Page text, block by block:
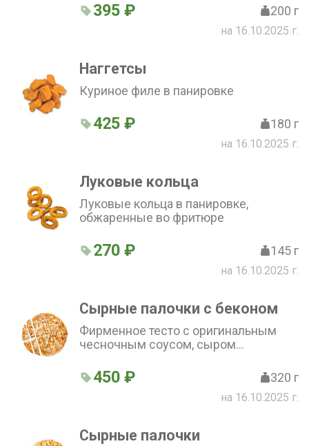
395 ₽ 200 г
на 16.10.2025 г.
Наггетсы
Куриное филе в панировке
425 ₽ 180 г
на 16.10.2025 г.
Луковые кольца
Луковые кольца в панировке,
обжаренные во фритюре
270 ₽ 145 г
на 16.10.2025 г.
Сырные палочки с беконом
Фирменное тесто с оригинальным
чесночным соусом, сыром
450 ₽ 320 г
на 16.10.2025 г.
Сырные палочки